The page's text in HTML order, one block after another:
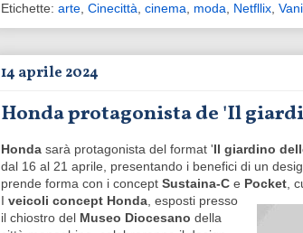
Etichette: arte, Cinecittà, cinema, moda, Netfllix,
14 aprile 2024
Honda protagonista de 'Il
Honda sarà protagonista del format 'Il giardino
dal 16 al 21 aprile, presentando i benefici di un
prende forma con i concept Sustaina-C e Pocket,
I veicoli concept Honda, esposti presso
il chiostro del Museo Diocesano della